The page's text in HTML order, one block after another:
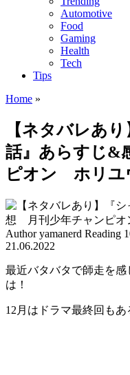
Automotive
Food
Gaming
Health
Tech
Tips
Home »
【ネタバレあ
話』あらすじ&
ピオン ホリユ
Author yamanerd Reading
21.06.2022
最近バタバタで師走を感
は！
12月はドラマ最終回も